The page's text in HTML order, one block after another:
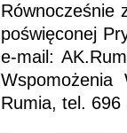
Równocześnie
poświęconej
e-mail:
Wspomożenia
Rumia, tel. 696